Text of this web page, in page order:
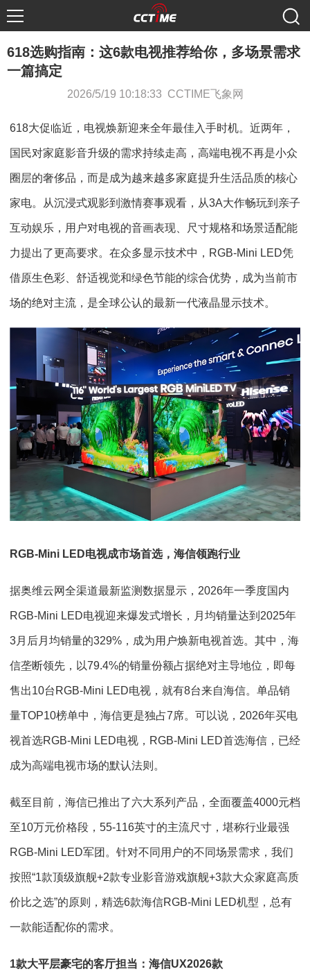
618选购指南：这6款电视推荐给你，多场景需求
一篇搞定
2026/5/19 10:18:33 CCTIME飞象网
618大促临近，电视焕新迎来全年最佳入手时机。近两年，
国民对家庭影音升级的需求持续走高，高端电视不再是小众
圈层的奢侈品，而是成为越来越多家庭提升生活品质的核心
家电。从沉浸式观影到激情赛事观看，从3A大作畅玩到亲子
互动娱乐，用户对电视的音画表现、尺寸规格和场景适配能
力提出了更高要求。在众多显示技术中，RGB-Mini LED凭
借原生色彩、舒适视觉和绿色节能的综合优势，成为当前市
场的绝对主流，是全球公认的最新一代液晶显示技术。
RGB-Mini LED电视成市场首选，海信领跑行业
据奥维云网全渠道最新监测数据显示，2026年一季度国内
RGB-Mini LED电视迎来爆发式增长，月均销量达到2025年
3月后月均销量的329%，成为用户焕新电视首选。其中，海
信垄断领先，以79.4%的销量份额占据绝对主导地位，即每
售出10台RGB-Mini LED电视，就有8台来自海信。单品销
量TOP10榜单中，海信更是独占7席。可以说，2026年买电
视首选RGB-Mini LED电视，RGB-Mini LED首选海信，已经
成为高端电视市场的默认法则。
截至目前，海信已推出了六大系列产品，全面覆盖4000元档
至10万元价格段，55-116英寸的主流尺寸，堪称行业最强
RGB-Mini LED军团。针对不同用户的不同场景需求，我们
按照“1款顶级旗舰+2款专业影音游戏旗舰+3款大众家庭高质
价比之选”的原则，精选6款海信RGB-Mini LED机型，总有
一款能适配你的需求。
1款大平层豪宅的客厅担当：海信UX2026款